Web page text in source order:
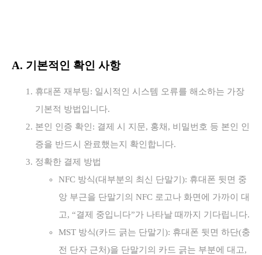
A. 기본적인 확인 사항
휴대폰 재부팅: 일시적인 시스템 오류를 해소하는 가장
기본적 방법입니다.
본인 인증 확인: 결제 시 지문, 홍채, 비밀번호 등 본인 인
증을 반드시 완료했는지 확인합니다.
정확한 결제 방법
NFC 방식(대부분의 최신 단말기): 휴대폰 뒷면 중
앙 부근을 단말기의 NFC 로고나 화면에 가까이 대
고, “결제 중입니다”가 나타날 때까지 기다립니다.
MST 방식(카드 긁는 단말기): 휴대폰 뒷면 하단(충
전 단자 근처)을 단말기의 카드 긁는 부분에 대고,